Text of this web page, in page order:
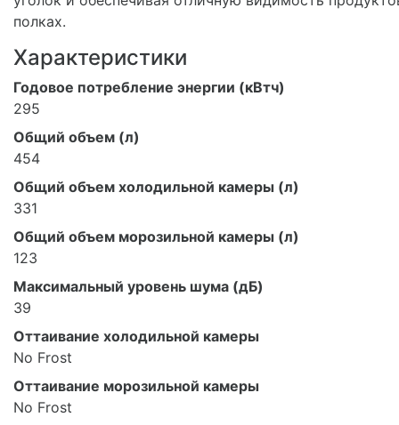
полках.
Характеристики
Годовое потребление энергии (кВтч)
295
Общий объем (л)
454
Общий объем холодильной камеры (л)
331
Общий объем морозильной камеры (л)
123
Максимальный уровень шума (дБ)
39
Оттаивание холодильной камеры
No Frost
Оттаивание морозильной камеры
No Frost